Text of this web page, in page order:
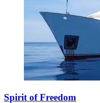
Spirit of Freedom